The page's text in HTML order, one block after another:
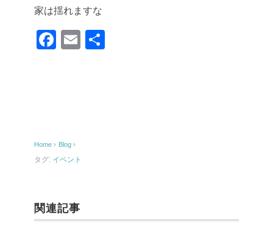
家は揺れますな
F
o
o
E
Home › Blog ›
タグ: イベント
関連記事